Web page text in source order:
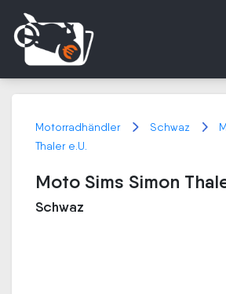
Motorradhändler Schwaz
Thaler e.U.
Moto Sims Simon
Schwaz